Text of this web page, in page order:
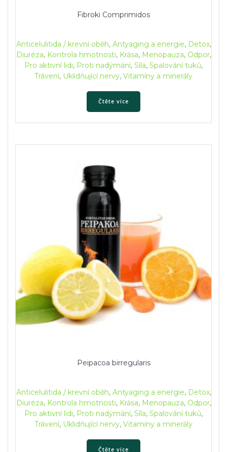
Fibroki Comprimidos
Anticelulitida / krevní oběh, Antyaging a energie, Detox,
Diuréza, Kontrola hmotnosti, Krása, Menopauza, Odpor,
Pro aktivní lidi, Proti nadýmání, Síla, Spalování tuků,
Trávení, Uklidňující nervy, Vitamíny a minerály
Čtěte více
Peipacoa birregularis
Anticelulitida / krevní oběh, Antyaging a energie, Detox,
Diuréza, Kontrola hmotnosti, Krása, Menopauza, Odpor,
Pro aktivní lidi, Proti nadýmání, Síla, Spalování tuků,
Trávení, Uklidňující nervy, Vitamíny a minerály
Čtěte více